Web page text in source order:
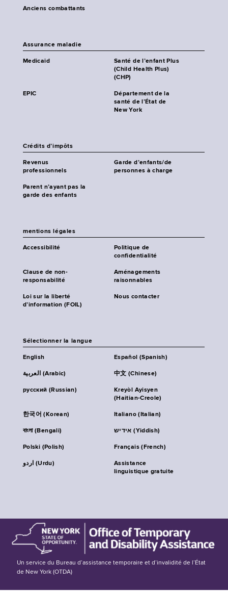
Anciens combattants
Assurance maladie
Medicaid
Santé de l’enfant Plus
(Child Health Plus)
(CHP)
EPIC
Département de la
santé de l’État de
New York
Crédits d’impôts
Revenus
professionnels
Garde d’enfants/de
personnes à charge
Parent n’ayant pas la
garde des enfants
mentions légales
Accessibilité
Politique de
confidentialité
Clause de non-
responsabilité
Aménagements
raisonnables
Loi sur la liberté
d’information (FOIL)
Nous contacter
Sélectionner la langue
English Español (Spanish)
العربية (Arabic) 中文 (Chinese)
русский (Russian)
Kreyòl Ayisyen
(Haitian-Creole)
한국어 (Korean) Italiano (Italian)
বাংলা (Bengali) אידיש (Yiddish)
Polski (Polish) Français (French)
اردو (Urdu)
Assistance
linguistique gratuite
Un service du Bureau d’assistance temporaire et d’invalidité de l’État
de New York (OTDA)